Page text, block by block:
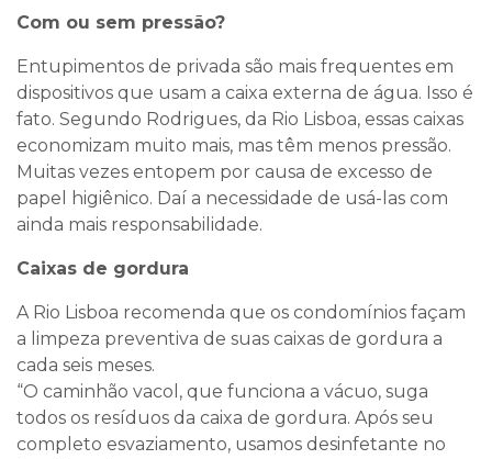
Com ou sem pressão?
Entupimentos de privada são mais frequentes em
dispositivos que usam a caixa externa de água. Isso é
fato. Segundo Rodrigues, da Rio Lisboa, essas caixas
economizam muito mais, mas têm menos pressão.
Muitas vezes entopem por causa de excesso de
papel higiênico. Daí a necessidade de usá-las com
ainda mais responsabilidade.
Caixas de gordura
A Rio Lisboa recomenda que os condomínios façam
a limpeza preventiva de suas caixas de gordura a
cada seis meses.
“O caminhão vacol, que funciona a vácuo, suga
todos os resíduos da caixa de gordura. Após seu
completo esvaziamento, usamos desinfetante no